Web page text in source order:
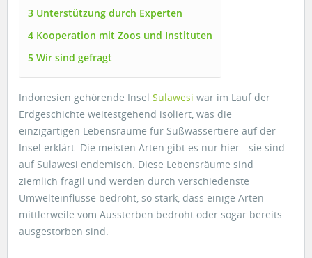
3 Unterstützung durch Experten
4 Kooperation mit Zoos und Instituten
5 Wir sind gefragt
Indonesien gehörende Insel Sulawesi war im Lauf der
Erdgeschichte weitestgehend isoliert, was die
einzigartigen Lebensräume für Süßwassertiere auf der
Insel erklärt. Die meisten Arten gibt es nur hier - sie sind
auf Sulawesi endemisch. Diese Lebensräume sind
ziemlich fragil und werden durch verschiedenste
Umwelteinflüsse bedroht, so stark, dass einige Arten
mittlerweile vom Aussterben bedroht oder sogar bereits
ausgestorben sind.